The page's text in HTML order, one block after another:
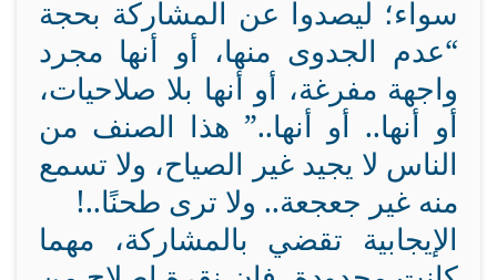
سواء؛ ليصدوا عن المشاركة بحجة
“عدم الجدوى منها، أو أنها مجرد
واجهة مفرغة، أو أنها بلا صلاحيات،
أو أنها.. أو أنها..” هذا الصنف من
الناس لا يجيد غير الصياح، ولا تسمع
منه غير جعجعة.. ولا ترى طحنًا..!
الإيجابية تقضي بالمشاركة، مهما